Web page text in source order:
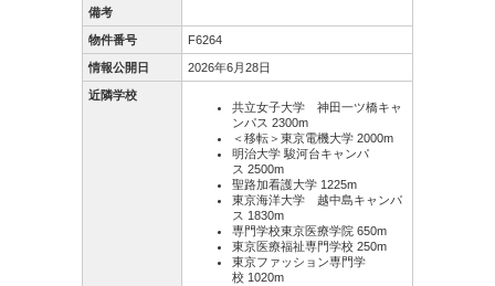
備考
物件番号 F6264
情報公開日 2026年6月28日
近隣学校
共立女子大学 神田一ツ橋キャ
ンパス 2300m
＜移転＞東京電機大学 2000m
明治大学 駿河台キャンパ
ス 2500m
聖路加看護大学 1225m
東京海洋大学 越中島キャンパ
ス 1830m
専門学校東京医療学院 650m
東京医療福祉専門学校 250m
東京ファッション専門学
校 1020m